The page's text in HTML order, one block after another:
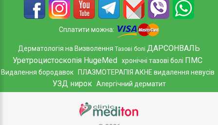
Сплатити можна:
Дерматологія на Визволення Тазові болі ДАРСОНВАЛЬ
Уретроцистоскопія HugeMed
хронічні тазові болі ПМС
Видалення бородавок ПЛАЗМОТЕРАПІЯ АКНЕ видалення невусів
УЗД нирок Алергічний дерматит